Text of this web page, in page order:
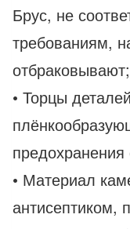
Брус, не
требованиям,
отбраковывают;
• Торцы
предохранения
• Материал
антисептиком,